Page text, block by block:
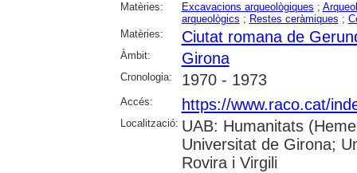
Matèries: Excavacions arqueològiques ;
arqueològics ; Restes ceràmiques ;
Matèries:
Ciutat romana de
Àmbit: Girona
Cronologia: 1970 - 1973
Accés: https://www.raco.cat/
Localització: UAB: Humanitats
Universitat de Girona;
Rovira i Virgili